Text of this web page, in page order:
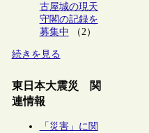
古屋城の現天
守閣の記録を
募集中 （2）
続きを見る
東日本大震災 関
連情報
「災害」に関